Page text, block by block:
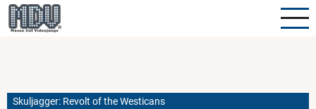
Pasar
al
Skuljagger: Revolt of the Westicans